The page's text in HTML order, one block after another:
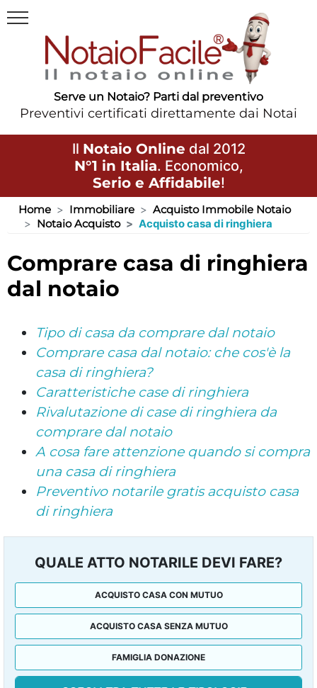
Serve un Notaio? Parti dal preventivo
Preventivi certificati direttamente dai Notai
Il Notaio Online dal 2012
N°1 in Italia. Economico,
Serio e Affidabile!
Home Immobiliare
Acquisto Immobile Notaio
Notaio Acquisto
Acquisto casa di ringhiera
comprare casa di ringhiera
dal notaio
Tipo di casa da comprare dal notaio
Comprare casa dal notaio: che cos'è la
casa di ringhiera?
Caratteristiche case di ringhiera
Rivalutazione di case di ringhiera da
comprare dal notaio
A cosa fare attenzione quando si compra
una casa di ringhiera
Preventivo notarile gratis acquisto casa
di ringhiera
QUALE ATTO NOTARILE DEVI FARE?
ACQUISTO CASA CON MUTUO
ACQUISTO CASA SENZA MUTUO
FAMIGLIA DONAZIONE